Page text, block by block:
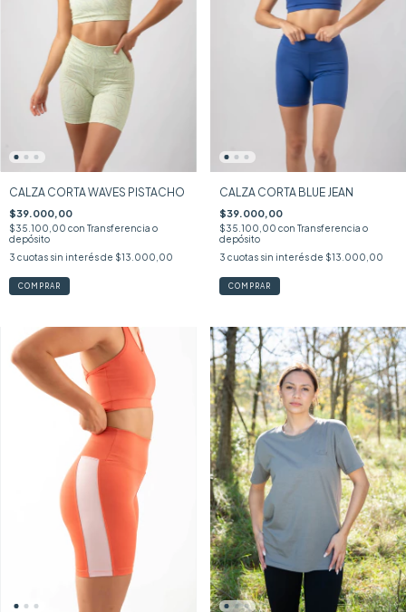
CALZA CORTA WAVES PISTACHO
$39.000,00
$35.100,00 con Transferencia o
depósito
3 cuotas sin interés de $13.000,00
COMPRAR
CALZA CORTA BLUE JEAN
$39.000,00
$35.100,00 con Transferencia o
depósito
3 cuotas sin interés de $13.000,00
COMPRAR